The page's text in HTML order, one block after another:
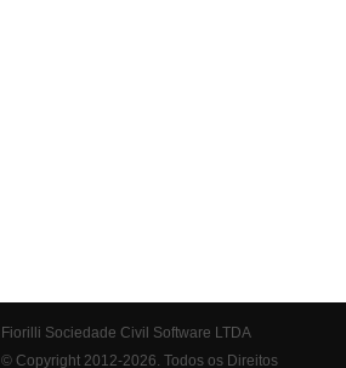
Fiorilli Sociedade Civil Software LTDA
© Copyright 2012-2026. Todos os Direitos